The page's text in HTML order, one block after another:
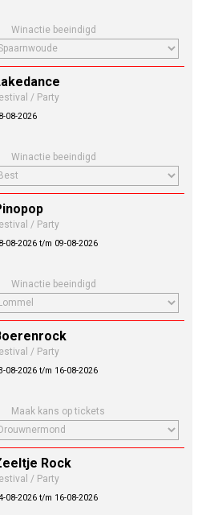
Winactie beeindigd
/ Party
08-2026
Winactie beeindigd
/ Party
08-2026 t/m 09-08-2026
Winactie beeindigd
/ Party
08-2026 t/m 16-08-2026
Maak kans op tickets
Rock
/ Party
08-2026 t/m 16-08-2026